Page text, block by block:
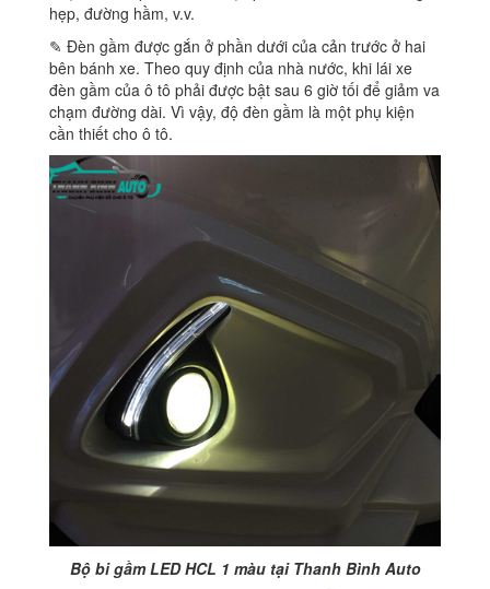
hẹp, đường hầm, v.v.
✎ Đèn gầm được gắn ở phần dưới của cản trước ở hai
bên bánh xe. Theo quy định của nhà nước, khi lái xe
đèn gầm của ô tô phải được bật sau 6 giờ tối để giảm va
chạm đường dài. Vì vậy, độ đèn gầm là một phụ kiện
cần thiết cho ô tô.
Bộ bi gầm LED HCL 1 màu tại Thanh Bình Auto